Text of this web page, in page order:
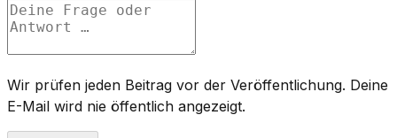
Wir prüfen jeden Beitrag vor der Veröffentlichung. Deine
E-Mail wird nie öffentlich angezeigt.